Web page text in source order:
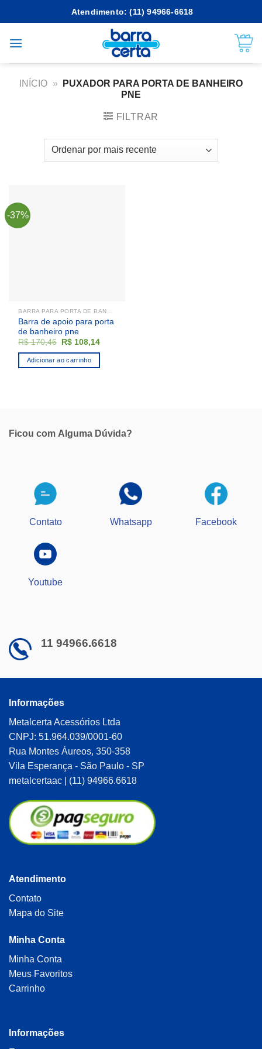
to
Atendimento: (11) 94966-6618
INÍCIO »
PUXADOR PARA PORTA DE BANHEIRO
PNE
FILTRAR
-37%
Barra de apoio para porta
de banheiro pne
R$170,46 O
original
era:
R$ 108,14O
Adicionar ao carrinho
Ficou com Alguma Dúvida?
Contato Whatsapp Facebook
Youtube
11 94966.6618
Informações
Metalcerta Acessórios Ltda
CNPJ: 51.964.039/0001-60
Rua Montes Áureos, 350-358
Vila Esperança - São Paulo - SP
metalcertaac | (11) 94966.6618
Atendimento
Contato
Mapa do Site
Minha Conta
Minha Conta
Meus Favoritos
Carrinho
Informações